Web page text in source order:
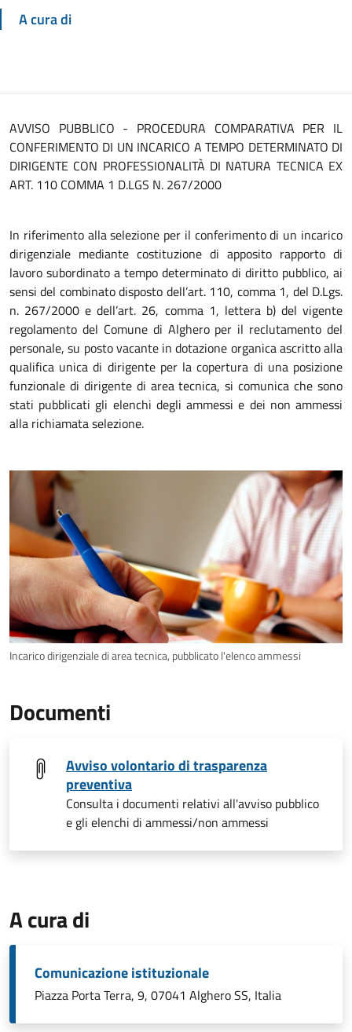
A cura di
AVVISO PUBBLICO - PROCEDURA COMPARATIVA PER IL
CONFERIMENTO DI UN INCARICO A TEMPO DETERMINATO DI
DIRIGENTE CON PROFESSIONALITÀ DI NATURA TECNICA EX
ART. 110 COMMA 1 D.LGS N. 267/2000
In riferimento alla selezione per il conferimento di un incarico
dirigenziale mediante costituzione di apposito rapporto di
lavoro subordinato a tempo determinato di diritto pubblico, ai
sensi del combinato disposto dell’art. 110, comma 1, del D.Lgs.
n. 267/2000 e dell’art. 26, comma 1, lettera b) del vigente
regolamento del Comune di Alghero per il reclutamento del
personale, su posto vacante in dotazione organica ascritto alla
qualifica unica di dirigente per la copertura di una posizione
funzionale di dirigente di area tecnica, si comunica che sono
stati pubblicati gli elenchi degli ammessi e dei non ammessi
alla richiamata selezione.
Incarico dirigenziale di area tecnica, pubblicato l'elenco ammessi
Documenti
Avviso volontario di trasparenza
preventiva
Consulta i documenti relativi all'avviso pubblico
e gli elenchi di ammessi/non ammessi
A cura di
Comunicazione istituzionale
Piazza Porta Terra, 9, 07041 Alghero SS, Italia